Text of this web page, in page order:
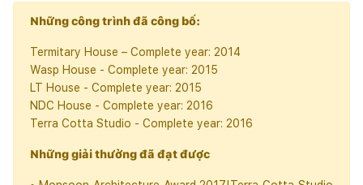
Những công trình đã công bố:
Termitary House – Complete year: 2014
Wasp House - Complete year: 2015
LT House - Complete year: 2015
NDC House - Complete year: 2016
Terra Cotta Studio - Complete year: 2016
Những giải thưởng đã đạt được